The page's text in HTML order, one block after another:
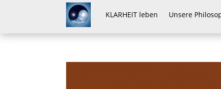
KLARHEIT leben Unsere